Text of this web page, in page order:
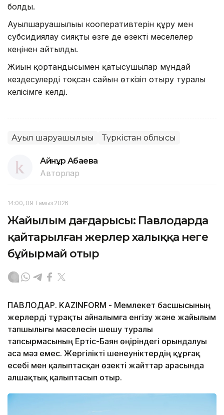
болды.
Ауылшаруашылығы кооперативтерін құру мен
субсидиялау сияқты өзге де өзекті мәселелер
кеңінен айтылды.
Жиын қортандысымен қатысушылар мұндай
кездесулерді тоқсан сайын өткізіп отыру туралы
келісімге келді.
Ауыл шаруашылығы Түркістан облысы
Айнұр Ақбаева
Авторлар
14:00, 09 Тамыз 2026
Жайылым дағдарысы: Павлодарда
қайтарылған жерлер халыққа неге
бұйырмай отыр
ПАВЛОДАР. KAZINFORM - Мемлекет басшысының
жерлерді тұрақты айналымға енгізу және жайылым
тапшылығы мәселесін шешу туралы
тапсырмасының Ертіс-Баян өңіріндегі орындалуы
аса мәз емес. Жергілікті шенеуніктердің құрғақ
есебі мен қалыптасқан өзекті жайттар арасында
алшақтық қалыптасып отыр.